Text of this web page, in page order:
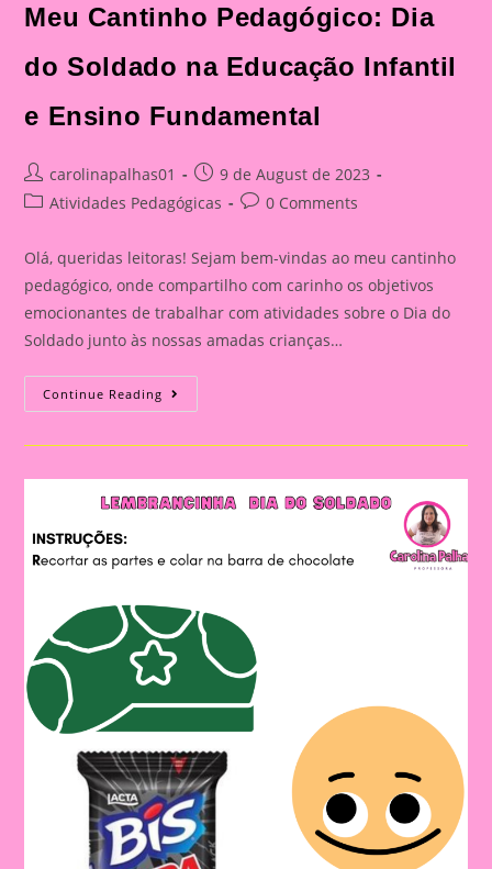
Meu Cantinho Pedagógico: Dia
do Soldado na Educação Infantil
e Ensino Fundamental
Post
author:
carolinapalhas01
Post
published:
9 de August de 2023
PostAtividades Pedagógicas
Post0 Comments
Olá, queridas leitoras! Sejam bem-vindas ao meu cantinho
pedagógico, onde compartilho com carinho os objetivos
emocionantes de trabalhar com atividades sobre o Dia do
Soldado junto às nossas amadas crianças…
Continue Reading Meu
Cantinho
Na
Educação
Infantil
Fundamental